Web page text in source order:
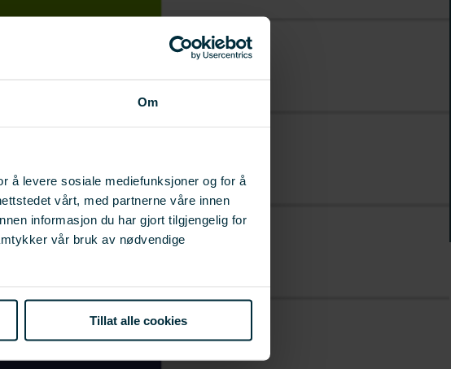
Om
å levere sosiale mediefunksjoner og for å
vårt, med partnerne våre innen
informasjon du har gjort tilgjengelig for
vår bruk av nødvendige
Tillat alle cookies